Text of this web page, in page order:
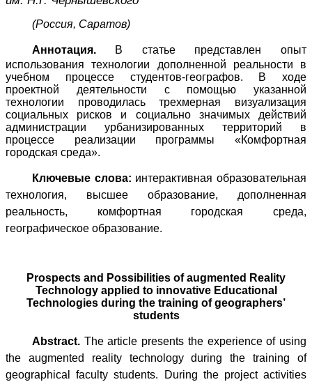
(Россия, Саратов)
Аннотация. В статье представлен опыт
использования технологии дополненной реальности в
учебном процессе студентов-географов. В ходе
проектной деятельности с помощью указанной
технологии проводилась трехмерная визуализация
социальных рисков и социально значимых действий
администрации урбанизированных территорий в
процессе реализации программы «Комфортная
городская среда».
Ключевые слова: интерактивная образовательная
технология, высшее образование, дополненная
реальность, комфортная городская среда,
географическое образование.
Prospects and Possibilities of augmented Reality
Technology applied to innovative Educational
Technologies during the training of geographers’
students
Abstract. The article presents the experience of using
the augmented reality technology during the training of
geographical faculty students. During the project activities